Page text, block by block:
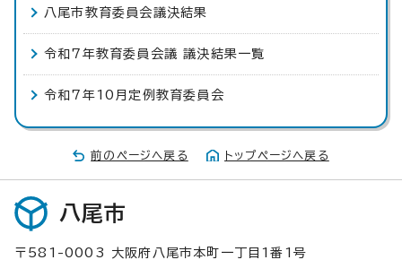
八尾市教育委員会議決結果
令和7年教育委員会議 議決結果一覧
令和7年10月定例教育委員会
前のページへ戻る トップページへ戻る
八尾市
〒581-0003 大阪府八尾市本町一丁目1番1号